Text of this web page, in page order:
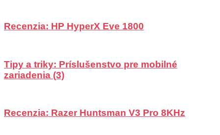
Recenzia: HP HyperX Eve 1800
Tipy a triky: Príslušenstvo pre mobilné
zariadenia (3)
Recenzia: Razer Huntsman V3 Pro 8KHz